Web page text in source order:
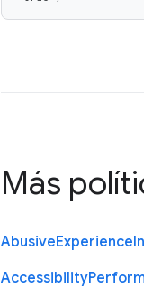
Más
AbusiveExperience
Accessibility